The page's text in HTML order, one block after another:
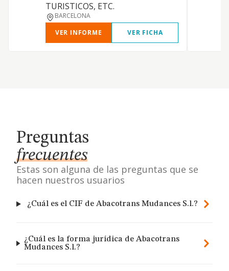
TURISTICOS, ETC.
BARCELONA
VER INFORME
VER FICHA
Preguntas
frecuentes
Estas son alguna de las preguntas que se
hacen nuestros usuarios
¿Cuál es el CIF de Abacotrans Mudances S.l.?
¿Cuál es la forma jurídica de Abacotrans
Mudances S.l.?